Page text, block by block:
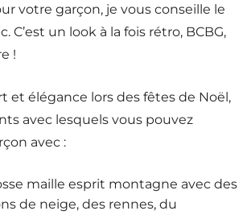
votre garçon, je vous conseille le
C’est un look à la fois rétro, BCBG,
!
et élégance lors des fêtes de Noël,
avec lesquels vous pouvez
avec :
maille esprit montagne avec des
de neige, des rennes, du